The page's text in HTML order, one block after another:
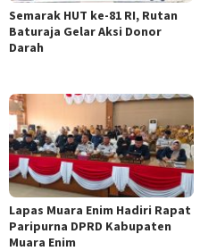
Semarak HUT ke-81 RI, Rutan
Baturaja Gelar Aksi Donor
Darah
Lapas Muara Enim Hadiri Rapat
Paripurna DPRD Kabupaten
Muara Enim